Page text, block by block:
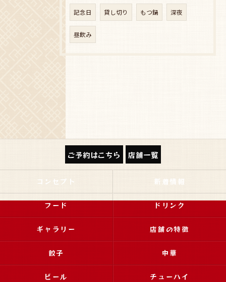
記念日 貸し切り もつ鍋 深夜
昼飲み
ご予約はこちら 店舗一覧
コンセプト 新着情報
フード ドリンク
ギャラリー 店舗の特徴
餃子 中華
ビール チューハイ